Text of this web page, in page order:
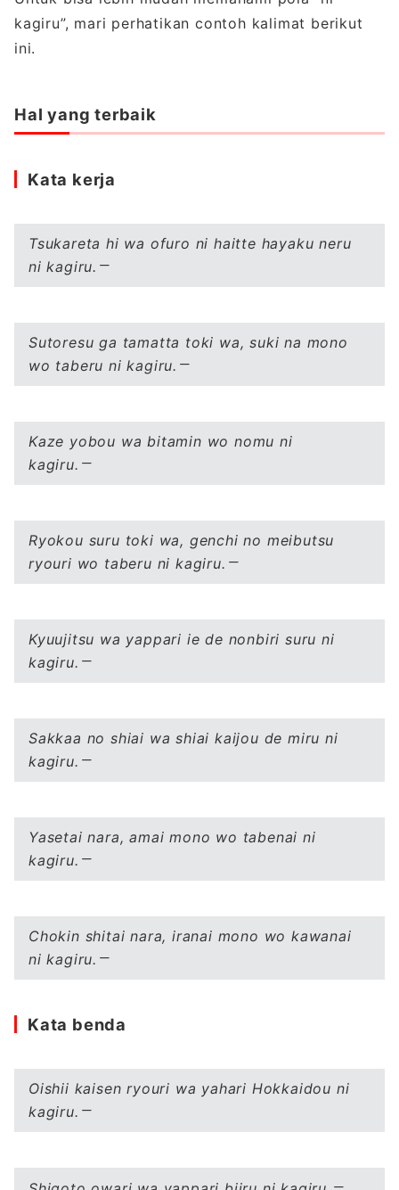
kagiru”, mari perhatikan contoh kalimat berikut
ini.
Hal yang terbaik
Kata kerja
Tsukareta hi wa ofuro ni haitte hayaku neru
ni kagiru.
Sutoresu ga tamatta toki wa, suki na mono
wo taberu ni kagiru.
Kaze yobou wa bitamin wo nomu ni
kagiru.
Ryokou suru toki wa, genchi no meibutsu
ryouri wo taberu ni kagiru.
Kyuujitsu wa yappari ie de nonbiri suru ni
kagiru.
Sakkaa no shiai wa shiai kaijou de miru ni
kagiru.
Yasetai nara, amai mono wo tabenai ni
kagiru.
Chokin shitai nara, iranai mono wo kawanai
ni kagiru.
Kata benda
Oishii kaisen ryouri wa yahari Hokkaidou ni
kagiru.